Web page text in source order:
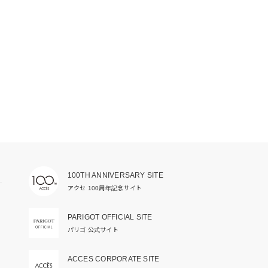
100TH ANNIVERSARY SITE
アクセ 100周年記念サイト
PARIGOT OFFICIAL SITE
パリゴ 公式サイト
ACCES CORPORATE SITE